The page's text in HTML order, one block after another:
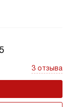
3 отзыва